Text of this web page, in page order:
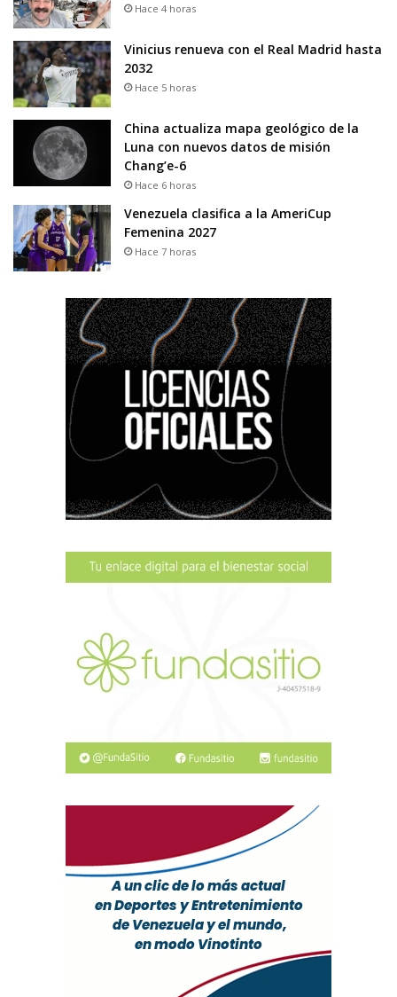
Hace 4 horas
Vinicius renueva con el Real Madrid hasta
2032
Hace 5 horas
China actualiza mapa geológico de la
Luna con nuevos datos de misión
Chang’e-6
Hace 6 horas
Venezuela clasifica a la AmeriCup
Femenina 2027
Hace 7 horas